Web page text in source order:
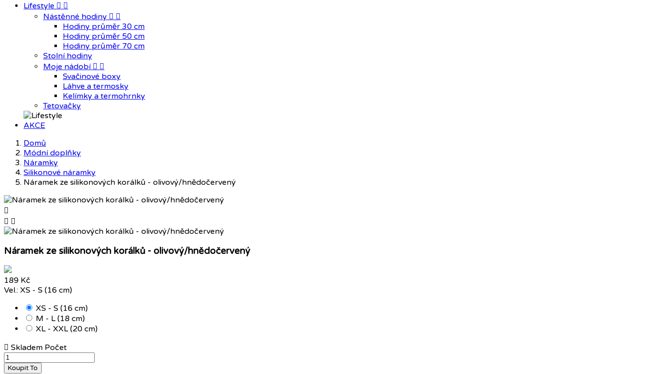
Lifestyle  
Nástěnné hodiny  
Hodiny průměr 30 cm
Hodiny průměr 50 cm
Hodiny průměr 70 cm
Stolní hodiny
Moje nádobí  
Svačinové boxy
Láhve a termosky
Kelímky a termohrnky
Tetovačky
AKCE
Domů
Módní doplňky
Náramky
Silikonové náramky
Náramek ze silikonových korálků - olivový/hnědočervený

 
Náramek ze silikonových korálků - olivový/hnědočervený
189 Kč
Vel.: XS - S (16 cm)
XS - S (16 cm)
M - L (18 cm)
XL - XXL (20 cm)
 Skladem Počet
Koupit To